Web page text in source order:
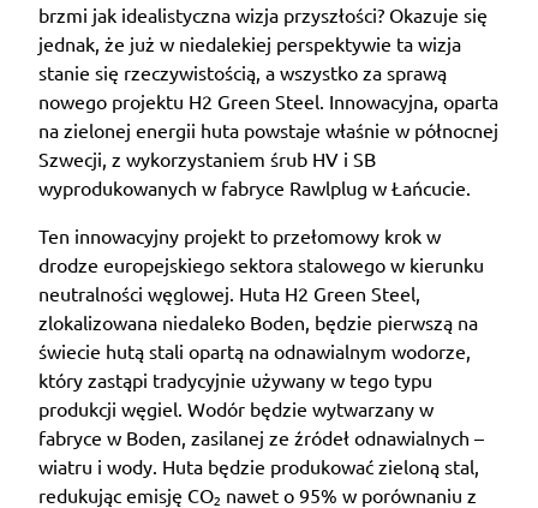
brzmi jak idealistyczna wizja przyszłości? Okazuje się
jednak, że już w niedalekiej perspektywie ta wizja
stanie się rzeczywistością, a wszystko za sprawą
nowego projektu H2 Green Steel. Innowacyjna, oparta
na zielonej energii huta powstaje właśnie w północnej
Szwecji, z wykorzystaniem śrub HV i SB
wyprodukowanych w fabryce Rawlplug w Łańcucie.
Ten innowacyjny projekt to przełomowy krok w
drodze europejskiego sektora stalowego w kierunku
neutralności węglowej. Huta H2 Green Steel,
zlokalizowana niedaleko Boden, będzie pierwszą na
świecie hutą stali opartą na odnawialnym wodorze,
który zastąpi tradycyjnie używany w tego typu
produkcji węgiel. Wodór będzie wytwarzany w
fabryce w Boden, zasilanej ze źródeł odnawialnych –
wiatru i wody. Huta będzie produkować zieloną stal,
redukując emisję CO₂ nawet o 95% w porównaniu z